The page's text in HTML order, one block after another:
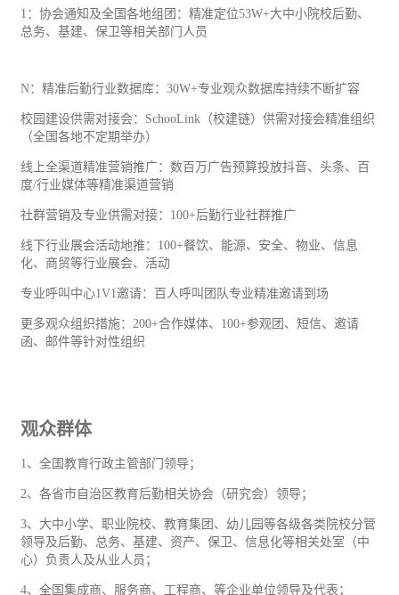
1：协会通知及全国各地组团：精准定位53W+大中小院校后勤、
总务、基建、保卫等相关部门人员
N：精准后勤行业数据库：30W+专业观众数据库持续不断扩容
校园建设供需对接会：SchooLink（校建链）供需对接会精准组织
（全国各地不定期举办）
线上全渠道精准营销推广：数百万 广告预算投放抖音、头条、百
度/行业媒体等精准渠道营销
社群营销及专业供需对接：100+后勤行业社群推广
线下行业展会活动地推：100+餐饮、能源、安全、物业、信息
化、商贸等行业展会、活动
专业呼叫中心1V1邀请：百人呼叫团队专业精准邀请到场
更多观众组织措施：200+合作媒体、100+参观团、短信、邀请
函、邮件等针对性组织
观众群体
1、全国教育行政主管部门领导；
2、各省市自治区教育后勤相关协会（研究会）领导；
3、大中小学、职业院校、教育集团、幼儿园等各级各类院校分管
领导及后勤、总务、基建、资产、保卫、信息化等相关处室（中
心）负责人及从业人员；
4、全国集成商、服务商、工程商、等企业单位领导及代表；